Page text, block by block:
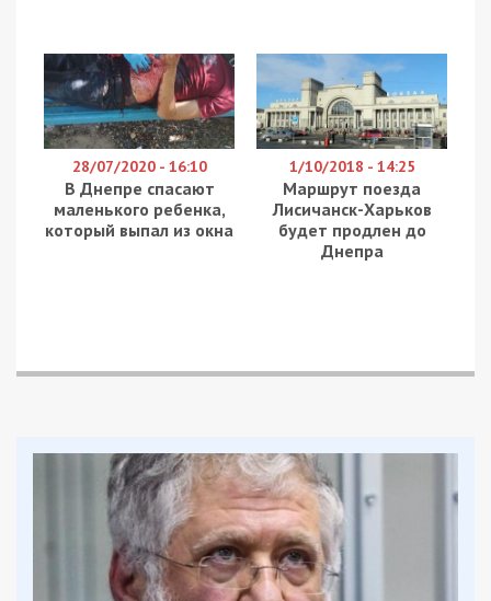
28/07/2020 - 16:10
В Днепре спасают
маленького ребенка,
который выпал из окна
1/10/2018 - 14:25
Маршрут поезда
Лисичанск-Харьков
будет продлен до
Днепра